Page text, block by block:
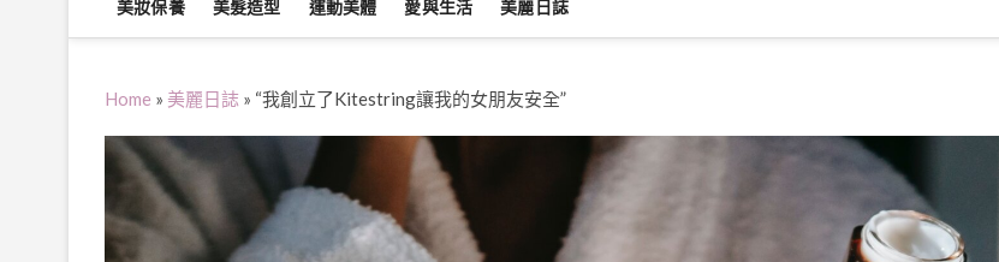
美妝保養 美髮造型 運動美體 愛與生活 美麗日誌
Home » 美麗日誌 » “我創立了Kitestring讓我的女朋友安全”